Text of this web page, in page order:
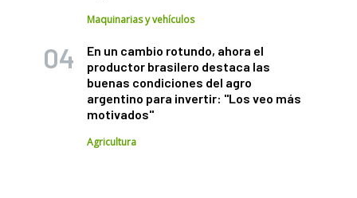
Maquinarias y vehículos
En un cambio rotundo, ahora el
productor brasilero destaca las
buenas condiciones del agro
argentino para invertir: "Los veo más
motivados"
Agricultura